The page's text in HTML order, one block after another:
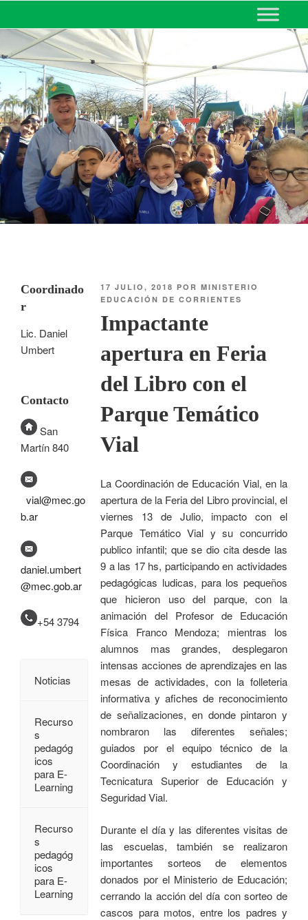
MINISTERIO DE EDUCACIÓN
DE CORRIENTES
17 JULIO, 2018 PORMINISTERIO
EDUCACIÓN DE CORRIENTES
Impactante
apertura en Feria
del Libro con el
Parque Temático
Vial
La Coordinación de Educación Vial, en la
apertura de la Feria del Libro provincial, el
viernes 13 de Julio, impacto con el
Parque Temático Vial y su concurrido
publico infantil; que se dio cita desde las
9 a las 17 hs, participando en actividades
pedagógicas ludicas, para los pequeños
que hicieron uso del parque, con la
animación del Profesor de Educación
Física Franco Mendoza; mientras los
alumnos mas grandes, desplegaron
intensas acciones de aprendizajes en las
mesas de actividades, con la folleteria
informativa y afiches de reconocimiento
de señalizaciones, en donde pintaron y
nombraron las diferentes señales;
guiados por el equipo técnico de la
Coordinación y estudiantes de la
Tecnicatura Superior de Educación y
Seguridad Vial.
Durante el día y las diferentes visitas de
las escuelas, también se realizaron
importantes sorteos de elementos
donados por el Ministerio de Educación;
cerrando la acción del día con sorteo de
cascos para motos, entre los padres y
Coordinado
r
Lic. Daniel
Umbert
Contacto
San
Martín 840
vial@mec.go
b.ar
daniel.umbert
@mec.gob.ar
+54 3794
Noticias
Recurso
s
pedagóg
icos
para E-
Learning
Recurso
s
pedagóg
icos
para E-
Learning